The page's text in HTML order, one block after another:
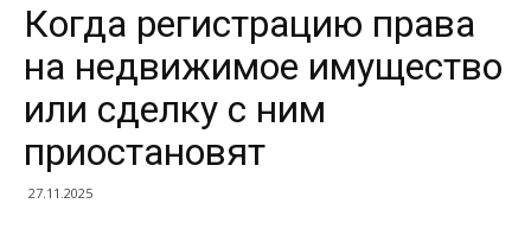
портал
Когда регистрацию права
на недвижимое имущество
или сделку с ним
приостановят
27.11.2025